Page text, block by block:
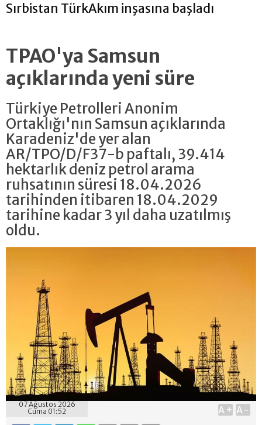
Sırbistan TürkAkım inşasına başladı
TPAO'ya Samsun
açıklarında yeni süre
Türkiye Petrolleri Anonim
Ortaklığı'nın Samsun açıklarında
Karadeniz'de yer alan
AR/TPO/D/F37-b paftalı, 39.414
hektarlık deniz petrol arama
ruhsatının süresi 18.04.2026
tarihinden itibaren 18.04.2029
tarihine kadar 3 yıl daha uzatılmış
oldu.
07 Ağustos 2026
Cuma 01:52
A+ A-